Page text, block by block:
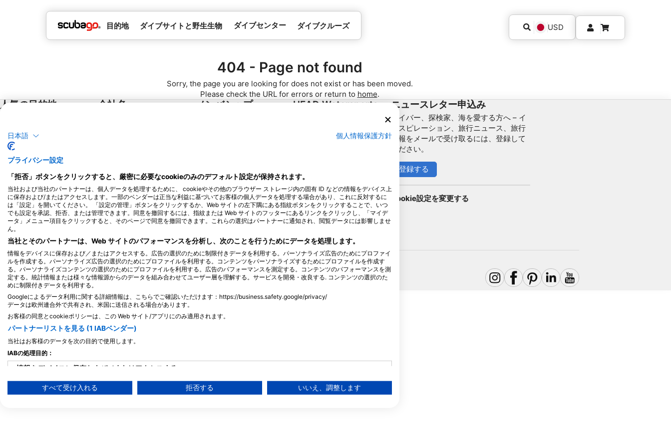
目的地 ダイブサイトと野生生物 ダイブセンター ダイブクルーズ USD
404 - Page not found
Sorry, the page you are looking for does not exist or has been moved.
Please check the URL for errors or return to home.
人気の目的地
エジプト
スペイン
フロリダ
フィリピン
メキシコ
モルディブ
会社名
発行者
メンバシップ HEAD Watersports
LiveAboard.com
Apeks
rEvo
Zoggs
HEAD
ニュースレター申込み
ダイバー、探検家、海を愛する方へ – イ
ンスピレーション、旅行ニュース、旅行
情報をメールで受け取るには、登録して
ください。
登録する
Cookie設定を変更する
日本語 個人情報保護方針
プライバシー設定
「拒否」ボタンをクリックすると、厳密に必要なcookieのみのデフォルト設定が保持されます。
当社および当社のパートナーは、個人データを処理するために、 cookieやその他のブラウザー ストレージ内の固有 ID などの情報をデバイス上
に保存および/またはアクセスします。一部のベンダーは正当な利益に基づいてお客様の個人データを処理する場合があり、これに反対するに
は「設定」を開いてください。 「設定の管理」ボタンをクリックするか、Web サイトの左下隅にある指紋ボタンをクリックすることで、いつ
でも設定を承認、拒否、または管理できます。同意を撤回するには、指紋または Web サイトのフッターにあるリンクをクリックし、「マイデ
ータ」メニュー項目をクリックすると、そのページで同意を撤回できます。これらの選択はパートナーに通知され、閲覧データには影響しませ
ん。
当社とそのパートナーは、Web サイトのパフォーマンスを分析し、次のことを行うためにデータを処理します。
情報をデバイスに保存および／またはアクセスする。広告の選択のために制限付きデータを利用する。パーソナライズ広告のためにプロファイ
ルを作成する。パーソナライズ広告の選択のためにプロファイルを利用する。コンテンツをパーソナライズするためにプロファイルを作成す
る。パーソナライズコンテンツの選択のためにプロファイルを利用する。広告のパフォーマンスを測定する。コンテンツのパフォーマンスを測
定する。統計情報または様々な情報源からのデータを組み合わせてユーザー層を理解する。サービスを開発・改良する. コンテンツの選択のた
めに制限付きデータを利用する。
Googleによるデータ利用に関する詳細情報は、こちらでご確認いただけます：https://business.safety.google/privacy/
データは欧州連合外で共有され、米国に送信される場合があります。
お客様の同意とcookieポリシーは、この Web サイト/アプリにのみ適用されます。
パートナーリストを見る (1 IABベンダー)
当社はお客様のデータを次の目的で使用します。
IABの処理目的：
情報をデバイスに保存および／またはアクセスする
広告の選択のために制限付きデータを利用する
すべて受け入れる 拒否する いいえ、調整します